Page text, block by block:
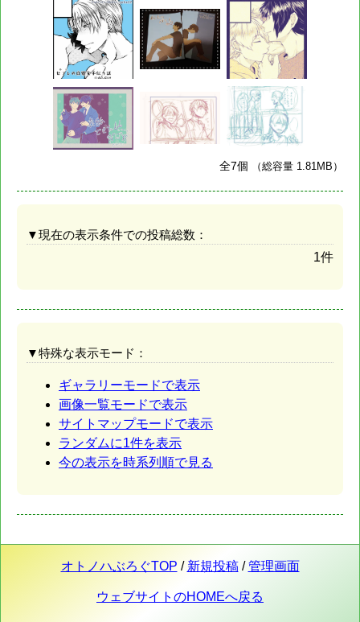
全7個 （総容量 1.81MB）
▼現在の表示条件での投稿総数：
1件
▼特殊な表示モード：
ギャラリーモードで表示
画像一覧モードで表示
サイトマップモードで表示
ランダムに1件を表示
今の表示を時系列順で見る
オトノハぶろぐTOP / 新規投稿/管理画面
ウェブサイトのHOMEへ戻る